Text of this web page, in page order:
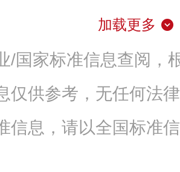
加载更多
/国家标准信息查阅，
仅供参考，无任何法
信息，请以全国标准